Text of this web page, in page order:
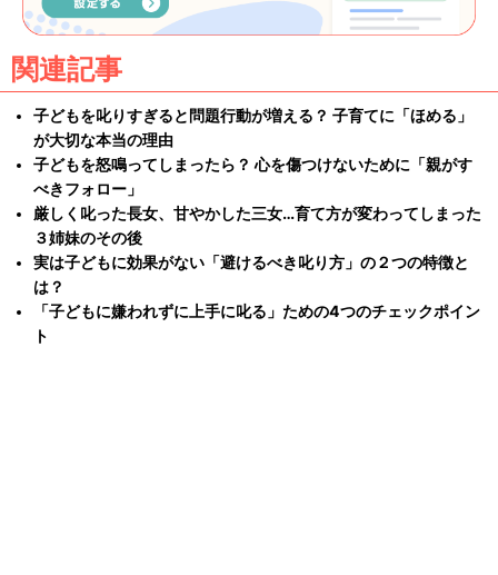
関連記事
子どもを叱りすぎると問題行動が増える？ 子育てに「ほめる」
が大切な本当の理由
子どもを怒鳴ってしまったら？ 心を傷つけないために「親がす
べきフォロー」
厳しく叱った長女、甘やかした三女…育て方が変わってしまった
３姉妹のその後
実は子どもに効果がない「避けるべき叱り方」の２つの特徴と
は？
「子どもに嫌われずに上手に叱る」ための4つのチェックポイン
ト